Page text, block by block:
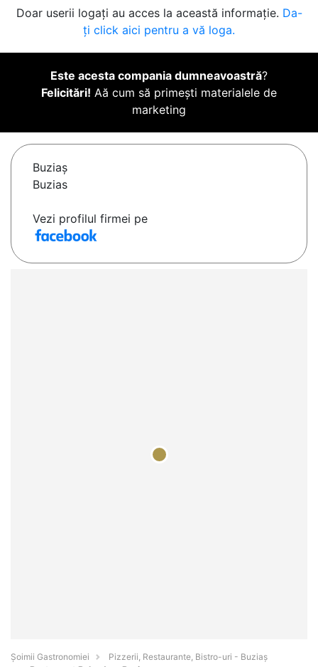
Doar userii logați au acces la această informație. Da-
ți click aici pentru a vă loga.
Este acesta compania dumneavoastră?
Felicitări! Aă cum să primești materialele de
marketing
Buziaş
Buzias
Vezi profilul firmei pe
Șoimii Gastronomiei
Pizzerii, Restaurante, Bistro-uri - Buziaş